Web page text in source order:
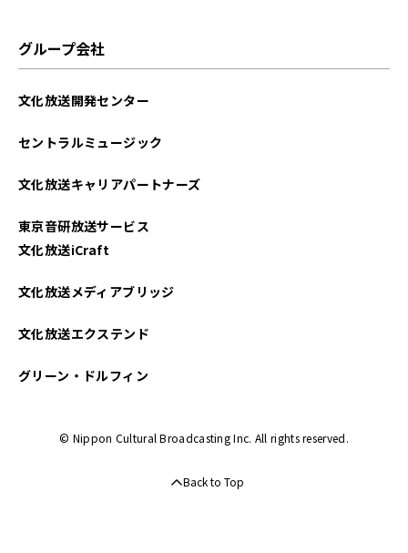
グループ会社
文化放送開発センター
セントラルミュージック
文化放送キャリアパートナーズ
東京音研放送サービス
文化放送iCraft
文化放送メディアブリッジ
文化放送エクステンド
グリーン・ドルフィン
© Nippon Cultural Broadcasting Inc. All rights reserved.
Back to Top